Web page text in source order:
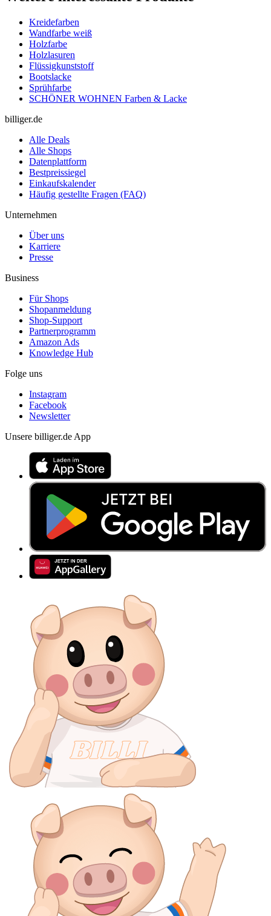
Kreidefarben
Wandfarbe weiß
Holzfarbe
Holzlasuren
Flüssigkunststoff
Bootslacke
Sprühfarbe
SCHÖNER WOHNEN Farben & Lacke
billiger.de
Alle Deals
Alle Shops
Datenplattform
Bestpreissiegel
Einkaufskalender
Häufig gestellte Fragen (FAQ)
Unternehmen
Über uns
Karriere
Presse
Business
Für Shops
Shopanmeldung
Shop-Support
Partnerprogramm
Amazon Ads
Knowledge Hub
Folge uns
Instagram
Facebook
Newsletter
Unsere billiger.de App